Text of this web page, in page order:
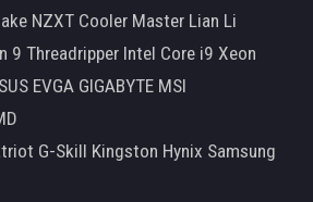
NZXT Cooler Master Lian Li
9 Threadripper Intel Core i9 Xeon
EVGA GIGABYTE MSI
G-Skill Kingston Hynix Samsung